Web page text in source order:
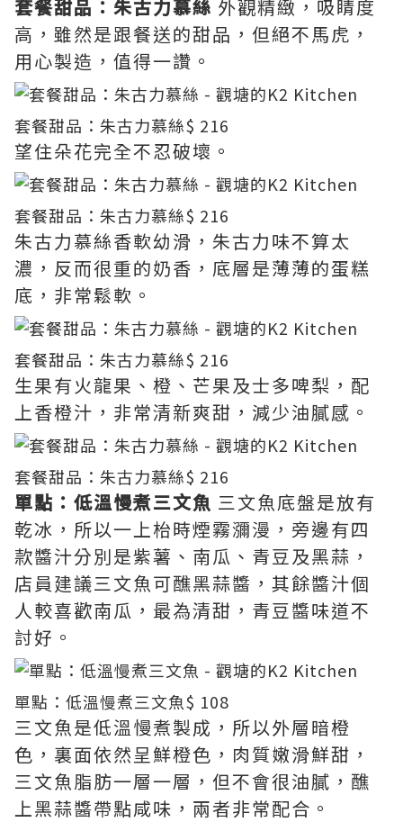
套餐甜品：朱古力慕絲 外觀精緻，吸睛度
高，雖然是跟餐送的甜品，但絕不馬虎，
用心製造，值得一讚。
套餐甜品：朱古力慕絲$ 216
望住朵花完全不忍破壞。
套餐甜品：朱古力慕絲$ 216
朱古力慕絲香軟幼滑，朱古力味不算太
濃，反而很重的奶香，底層是薄薄的蛋糕
底，非常鬆軟。
套餐甜品：朱古力慕絲$ 216
生果有火龍果、橙、芒果及士多啤梨，配
上香橙汁，非常清新爽甜，減少油膩感。
套餐甜品：朱古力慕絲$ 216
單點：低溫慢煮三文魚 三文魚底盤是放有
乾冰，所以一上枱時煙霧瀰漫，旁邊有四
款醬汁分別是紫薯、南瓜、青豆及黑蒜，
店員建議三文魚可醮黑蒜醬，其餘醬汁個
人較喜歡南瓜，最為清甜，青豆醬味道不
討好。
單點：低溫慢煮三文魚$ 108
三文魚是低溫慢煮製成，所以外層暗橙
色，裏面依然呈鮮橙色，肉質嫩滑鮮甜，
三文魚脂肪一層一層，但不會很油膩，醮
上黑蒜醬帶點咸味，兩者非常配合。